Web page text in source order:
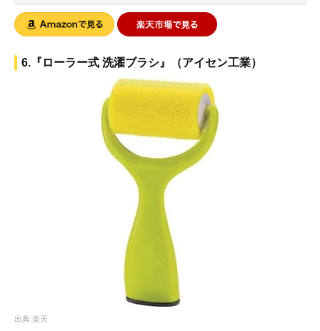
6.『ローラー式 洗濯ブラシ』（アイセン工業）
出典:楽天